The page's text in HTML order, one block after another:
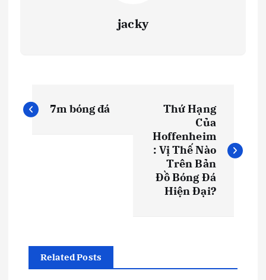
jacky
Đ
ư
ớ
7m bóng đá
Thứ Hạng
Của
Hoffenheim
: Vị Thế Nào
Trên Bản
Đồ Bóng Đá
Hiện Đại?
Related Posts